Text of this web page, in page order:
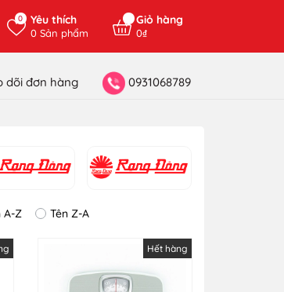
0 Yêu thích
0Sản phẩm
Giỏ hàng
0₫
dõi đơn hàng 0931068789
A-Z Tên Z-A
Hết hàng